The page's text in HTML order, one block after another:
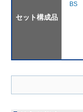
セット構成品
BS